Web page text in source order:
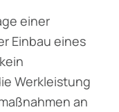
einer
Einbau eines
Werkleistung
an